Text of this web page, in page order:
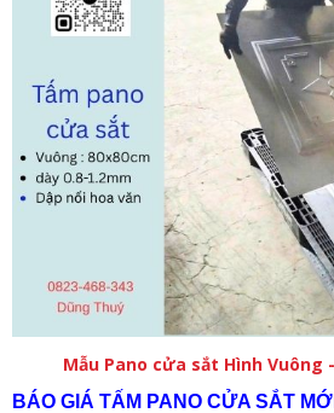
Mẫu Pano cửa sắt Hình Vuông
BÁO GIÁ TẤM PANO CỬA SẮT